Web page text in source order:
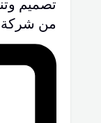
تصميم
من شركة